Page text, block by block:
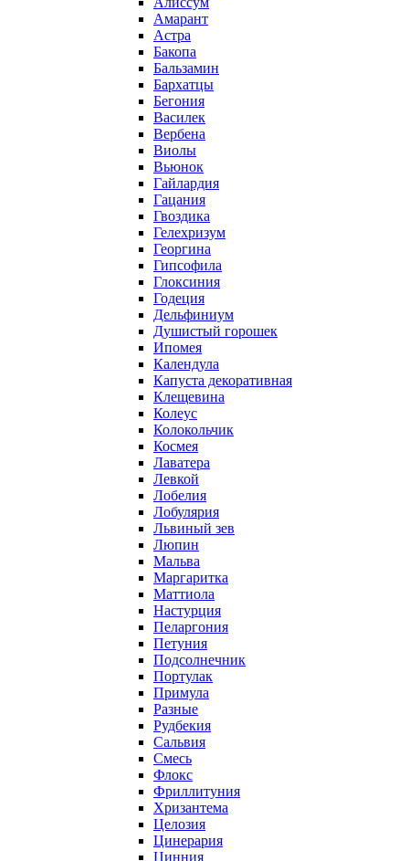
Амарант
Астра
Бакопа
Бальзамин
Бархатцы
Бегония
Василек
Вербена
Виолы
Вьюнок
Гайлардия
Гацания
Гвоздика
Гелехризум
Георгина
Гипсофила
Глоксиния
Годеция
Дельфиниум
Душистый горошек
Ипомея
Календула
Капуста декоративная
Клещевина
Колеус
Колокольчик
Космея
Лаватера
Левкой
Лобелия
Лобулярия
Львиный зев
Люпин
Мальва
Маргаритка
Маттиола
Настурция
Пеларгония
Петуния
Подсолнечник
Портулак
Примула
Разные
Рудбекия
Сальвия
Смесь
Флокс
Фриллитуния
Хризантема
Целозия
Цинерария
Цинния